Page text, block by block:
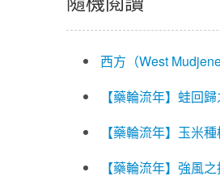
西方（West
【藥輪流年】蛙回
【藥輪流年】玉米
【藥輪流年】強風